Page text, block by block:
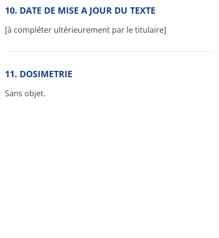
10. DATE DE MISE A JOUR DU TEXTE
[à compléter ultérieurement par le titulaire]
11. DOSIMETRIE
Sans objet.